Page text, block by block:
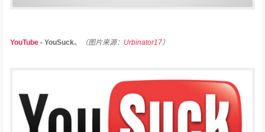
YouTube - YouSuck。 （图片来源： Urbinator17）